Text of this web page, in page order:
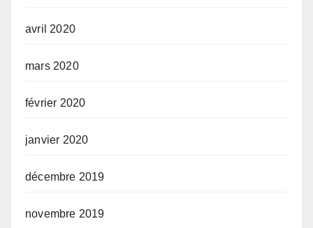
avril 2020
mars 2020
février 2020
janvier 2020
décembre 2019
novembre 2019